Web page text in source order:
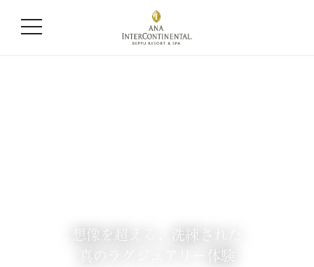
想像を超える、洗練された
真のラグジュアリー体験